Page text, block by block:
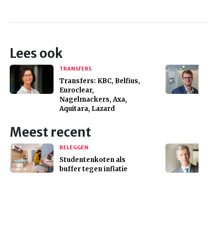
Lees ook
TRANSFERS
Transfers: KBC, Belfius,
Euroclear,
Nagelmackers, Axa,
Aquitara, Lazard
Meest recent
BELEGGEN
Studentenkoten als
buffer tegen inflatie